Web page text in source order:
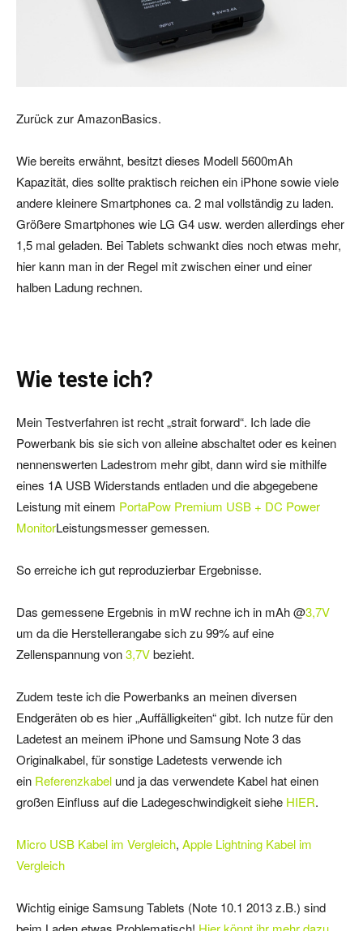
Zurück zur AmazonBasics.
Wie bereits erwähnt, besitzt dieses Modell 5600mAh
Kapazität, dies sollte praktisch reichen ein iPhone sowie viele
andere kleinere Smartphones ca. 2 mal vollständig zu laden.
Größere Smartphones wie LG G4 usw. werden allerdings eher
1,5 mal geladen. Bei Tablets schwankt dies noch etwas mehr,
hier kann man in der Regel mit zwischen einer und einer
halben Ladung rechnen.
Wie teste ich?
Mein Testverfahren ist recht „strait forward“. Ich lade die
Powerbank bis sie sich von alleine abschaltet oder es keinen
nennenswerten Ladestrom mehr gibt, dann wird sie mithilfe
eines 1A USB Widerstands entladen und die abgegebene
Leistung mit einem PortaPow Premium USB + DC Power
MonitorLeistungsmesser gemessen.
So erreiche ich gut reproduzierbar Ergebnisse.
Das gemessene Ergebnis in mW rechne ich in mAh @3,7V
um da die Herstellerangabe sich zu 99% auf eine
Zellenspannung von3,7Vbezieht.
Zudem teste ich die Powerbanks an meinen diversen
Endgeräten ob es hier „Auffälligkeiten“ gibt. Ich nutze für den
Ladetest an meinem iPhone und Samsung Note 3 das
Originalkabel, für sonstige Ladetests verwende ich
ein Referenzkabel und ja das verwendete Kabel hat einen
großen Einfluss auf die Ladegeschwindigkeit siehe HIER.
Micro USB Kabel im Vergleich, Apple Lightning Kabel im
Vergleich
Wichtig einige Samsung Tablets (Note 10.1 2013 z.B.) sind